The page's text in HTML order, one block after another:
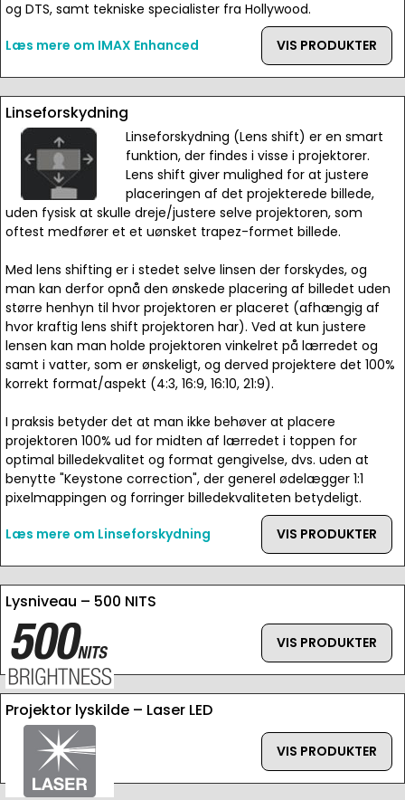
og DTS, samt tekniske specialister fra Hollywood.
Læs mere om IMAX Enhanced
VIS PRODUKTER
Linseforskydning
Linseforskydning (Lens shift) er en smart
funktion, der findes i visse i projektorer.
Lens shift giver mulighed for at justere
placeringen af det projekterede billede,
uden fysisk at skulle dreje/justere selve projektoren, som
oftest medfører et et uønsket trapez-formet billede.
Med lens shifting er i stedet selve linsen der forskydes, og
man kan derfor opnå den ønskede placering af billedet uden
større henhyn til hvor projektoren er placeret (afhængig af
hvor kraftig lens shift projektoren har). Ved at kun justere
lensen kan man holde projektoren vinkelret på lærredet og
samt i vatter, som er ønskeligt, og derved projektere det 100%
korrekt format/aspekt (4:3, 16:9, 16:10, 21:9).
I praksis betyder det at man ikke behøver at placere
projektoren 100% ud for midten af lærredet i toppen for
optimal billedekvalitet og format gengivelse, dvs. uden at
benytte "Keystone correction", der generel ødelægger 1:1
pixelmappingen og forringer billedekvaliteten betydeligt.
Læs mere om Linseforskydning
VIS PRODUKTER
Lysniveau – 500 NITS
VIS PRODUKTER
Projektor lyskilde – Laser LED
VIS PRODUKTER